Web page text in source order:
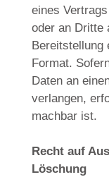
eines
oder an Dritte
Bereitstellung
Format.
Daten an
verlangen,
machbar ist.
Recht auf
Löschung